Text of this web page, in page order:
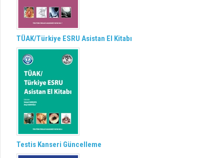
TÜAK/Türkiye ESRU Asistan El Kitabı
Testis Kanseri Güncelleme